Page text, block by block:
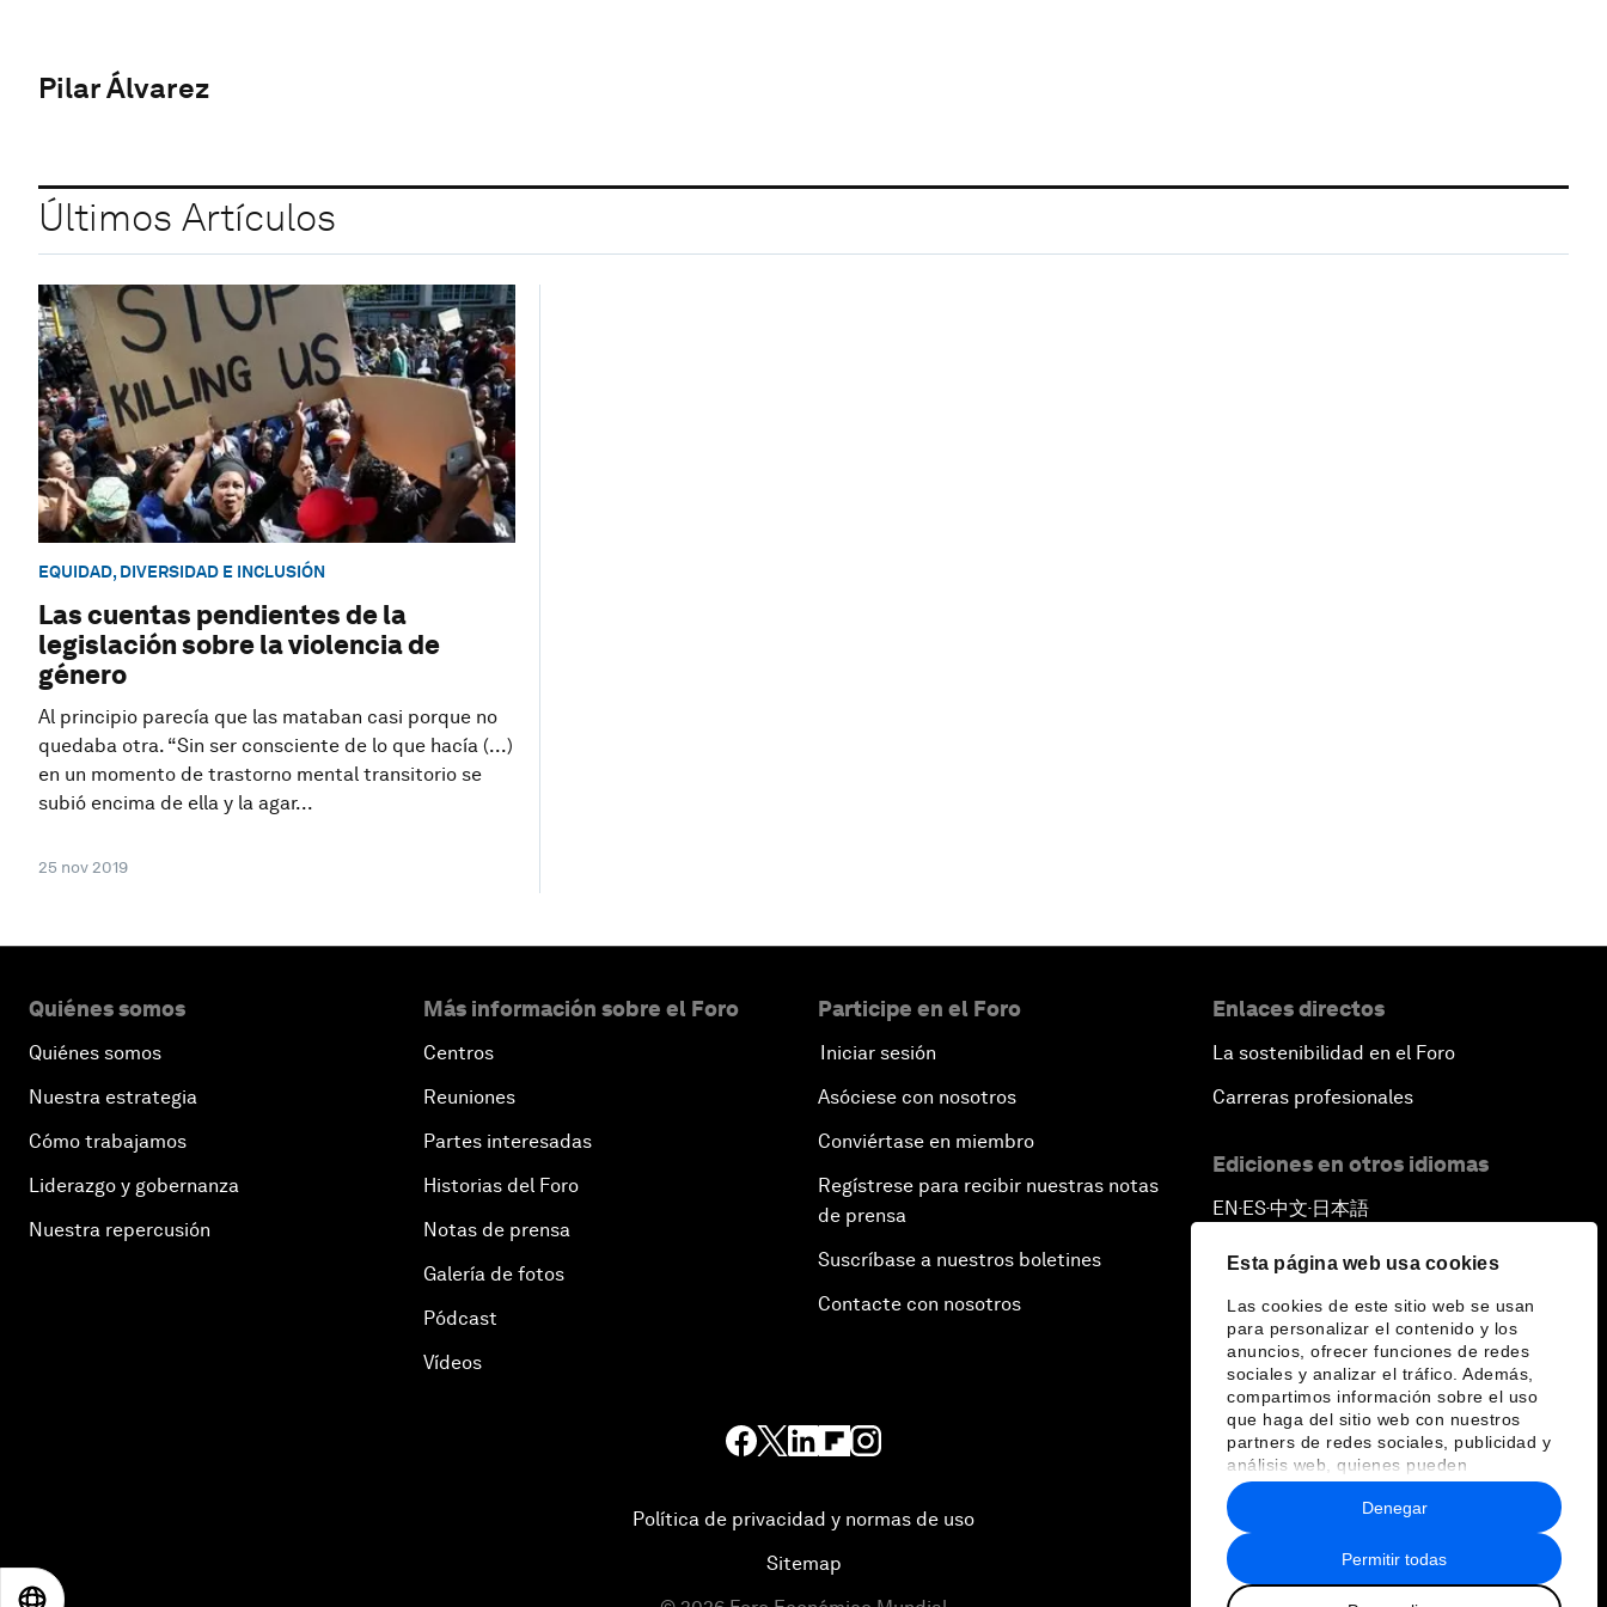
Esta página web usa cookies
Las cookies de este sitio web se usan
para personalizar el contenido y los
anuncios, ofrecer funciones de redes
sociales y analizar el tráfico. Además,
compartimos información sobre el uso
que haga del sitio web con nuestros
partners de redes sociales, publicidad y
análisis web, quienes pueden
combinarla con otra información que les
haya proporcionado o que hayan
recopilado a partir del uso que haya
hecho de sus servicios.
Permitir todas
Denegar
Pilar Álvarez
Últimos Artículos
EQUIDAD, DIVERSIDAD E INCLUSIÓN
Las cuentas pendientes de la
legislación sobre la violencia de
género
Al principio parecía que las mataban casi porque no
quedaba otra. “Sin ser consciente de lo que hacía (...)
en un momento de trastorno mental transitorio se
subió encima de ella y la agar...
25 nov 2019
Quiénes somos
Quiénes somos
Nuestra estrategia
Cómo trabajamos
Liderazgo y gobernanza
Nuestra repercusión
Más información sobre el Foro
Centros
Reuniones
Partes interesadas
Historias del Foro
Notas de prensa
Galería de fotos
Pódcast
Vídeos
Participe en el Foro
Iniciar sesión
Asóciese con nosotros
Conviértase en miembro
Regístrese para recibir nuestras notas
de prensa
Suscríbase a nuestros boletines
Contacte con nosotros
Enlaces directos
La sostenibilidad en el Foro
Carreras profesionales
Ediciones en otros idiomas
EN ▪ ES▪中文▪ 日本語
Política de privacidad y normas de uso
Sitemap